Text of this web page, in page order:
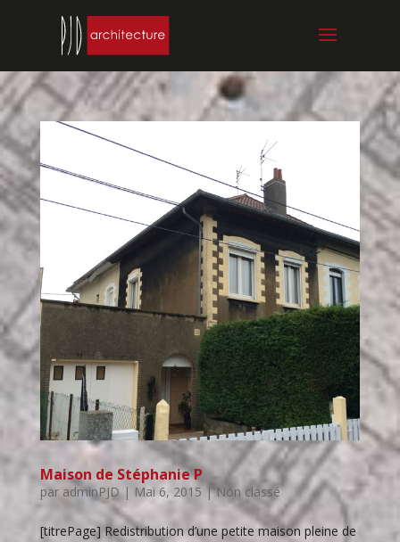
Maison de Stéphanie P
par adminPJD| Mai 6, 2015 | Non classé
[titrePage] Redistribution d’une petite maison pleine de